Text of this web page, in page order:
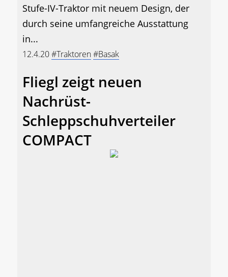
Stufe-IV-Traktor mit neuem Design, der
durch seine umfangreiche Ausstattung
in...
12.4.20#Traktoren#Basak
Fliegl zeigt neuen
Nachrüst-
Schleppschuhverteiler
COMPACT